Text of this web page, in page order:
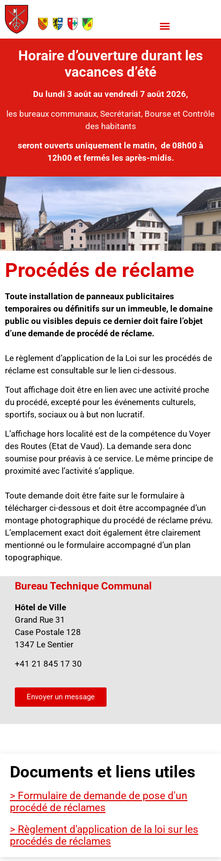
Horaire d’ouverture durant les
vacances d’été
Du lundi 3 août au vendredi 7 août 2026,
les bureaux communaux, Secrétariat, Bourse et Contrôle
des habitants
seront ouverts uniquement le matin, de 08h00 à
12h00 et fermés les après-midis.
Procédés de réclame
Toute installation de panneaux publicitaires
temporaires ou définitifs sur un immeuble, le domaine
public ou visibles depuis ce dernier doit faire l’objet
d’une demande de procédé de réclame.
Le règlement d’application de la Loi sur les procédés de
réclame est consultable sur le lien ci-dessous.
Tout affichage doit être en lien avec une activité proche
du procédé, excepté pour les événements culturels,
sportifs, sociaux ou à but non lucratif.
L’affichage hors localité est de la compétence du Voyer
des Routes (Etat de Vaud). La demande sera donc
soumise pour préavis à ce service. Le même principe de
proximité avec l’activité s’applique.
Toute demande doit être faite sur le formulaire à
télécharger ci-dessous et doit être accompagnée d’un
montage photographique du procédé de réclame prévu.
L’emplacement exact doit également être clairement
mentionné ou le formulaire accompagné d’un plan
topographique.
Bureau Technique Communal
Hôtel de Ville
Grand Rue 31
Case Postale 128
1347 Le Sentier
+41 21 845 17 30
Envoyer un message
Documents et liens utiles
> Formulaire de demande de pose d'un
procédé de réclames
> Règlement d'application de la loi sur les
procédés de réclames